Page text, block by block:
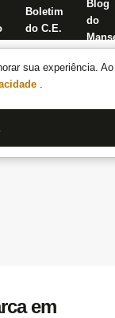
sua experiência.
.
Boletim
do C.E.
Blog
do
em